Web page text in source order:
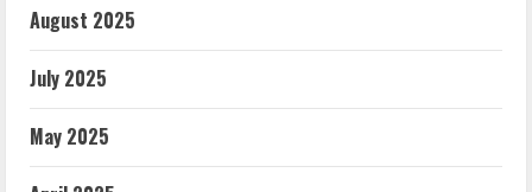
August 2025
July 2025
May 2025